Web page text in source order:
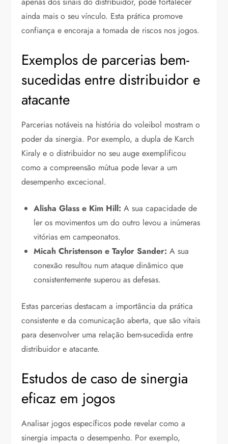
ainda mais o seu vínculo. Esta prática promove
confiança e encoraja a tomada de riscos nos jogos.
Exemplos de parcerias bem-
sucedidas entre distribuidor e
atacante
Parcerias notáveis na história do voleibol mostram o
poder da sinergia. Por exemplo, a dupla de Karch
Kiraly e o distribuidor no seu auge exemplificou
como a compreensão mútua pode levar a um
desempenho excecional.
Alisha Glass e Kim Hill: A sua capacidade de
ler os movimentos um do outro levou a inúmeras
vitórias em campeonatos.
Micah Christenson e Taylor Sander: A sua
conexão resultou num ataque dinâmico que
consistentemente superou as defesas.
Estas parcerias destacam a importância da prática
consistente e da comunicação aberta, que são vitais
para desenvolver uma relação bem-sucedida entre
distribuidor e atacante.
Estudos de caso de sinergia
eficaz em jogos
Analisar jogos específicos pode revelar como a
sinergia impacta o desempenho. Por exemplo,